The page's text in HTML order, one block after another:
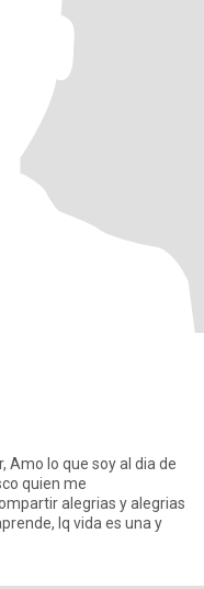
Amo lo que soy al dia de
alegrias y alegrias
lq vida es una y